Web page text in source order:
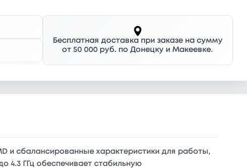
Бесплатная доставка при заказе на сумму
от 50 000 руб. по Донецку и Макеевке.
и сбалансированные характеристики для работы,
4.3 ГГц обеспечивает стабильную